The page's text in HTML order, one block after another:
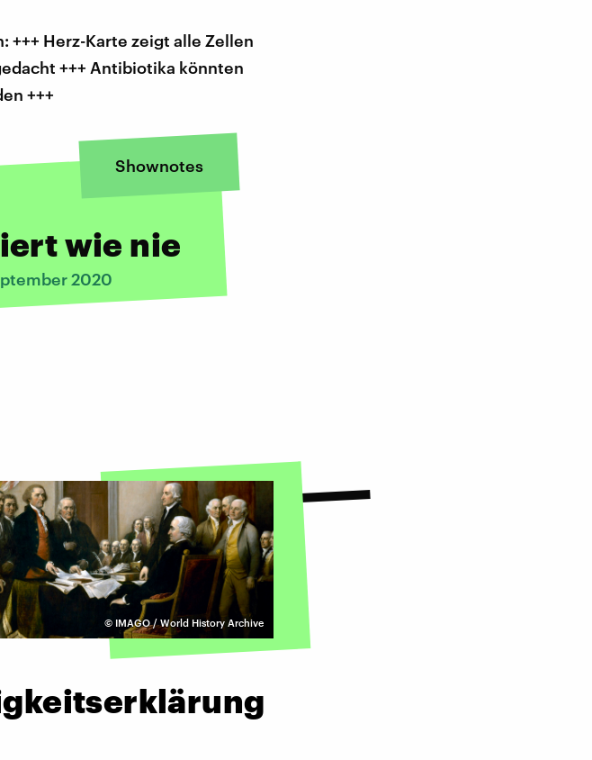
+++ Herz-Karte zeigt alle Zellen
+++ Antibiotika könnten
+++
Shownotes
wie nie
2020
© IMAGO / World History Archive